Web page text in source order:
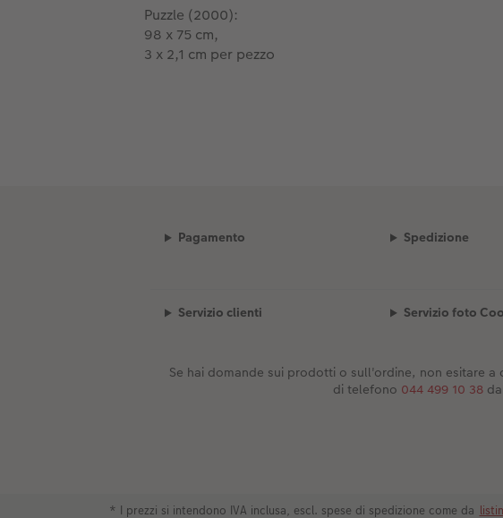
Puzzle (2000):
98 x 75 cm,
3 x 2,1 cm per pezzo
Pagamento Spedizione
Servizio clienti Servizio foto
Se hai domande sui prodotti o sull'ordine, non esitare
di telefono 044 499 10 38
* I prezzi si intendono IVA inclusa, escl. spese di spedizione come da